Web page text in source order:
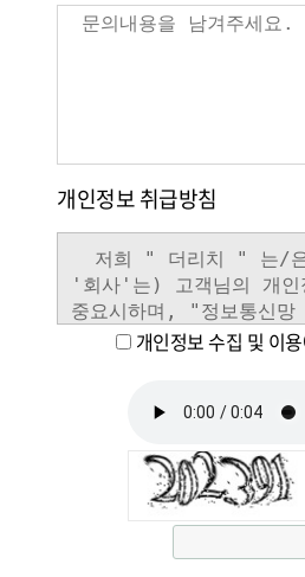
개인정보 취급방침
개인정보 수집 및 이